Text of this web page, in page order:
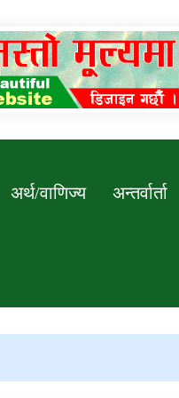
अर्थ/वाणिज्य अन्तर्वार्ता